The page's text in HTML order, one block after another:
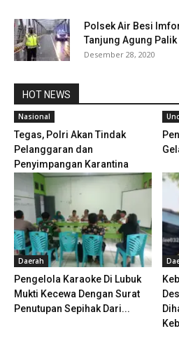
Polsek Air Besi
Tanjung Agung Palik
Desember 28, 2020
HOT NEWS
Nasional
Tegas, Polri Akan Tindak
Pelanggaran dan
Penyimpangan Karantina
Daerah
Pengelola Karaoke Di Lubuk
Mukti Kecewa Dengan Surat
Penutupan Sepihak Dari...